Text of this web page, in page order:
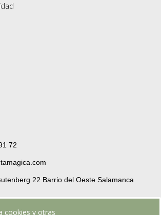
72
22 Barrio del Oeste Salamanca
cookies y otras